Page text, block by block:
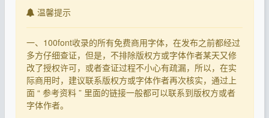
温馨提示
一、100font收录的所有免费商用字体，在发布之前都经过
多方仔细查证，但是，不排除版权方或字体作者某天又修
改了授权许可，或者查证过程不小心有疏漏，所以，在实
际商用时，建议联系版权方或字体作者再次核实，通过上
面 “ 参考资料 ” 里面的链接一般都可以联系到版权方或者
字体作者。